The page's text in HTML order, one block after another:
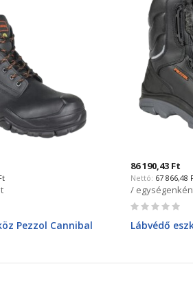
Pezzol Cannibal
86 190,43 Ft
67 866,48
/
Rating:
Lábvédő